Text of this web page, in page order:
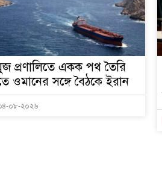
প্রণালিতে একক পথ তৈরি
ওমানের সঙ্গে বৈঠকে ইরান
০৮-২০২৬